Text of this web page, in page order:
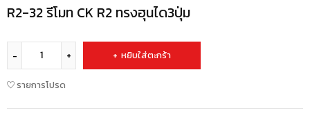
R2-32 รีโมท CK R2 ทรงฮุนได3ปุ่ม
หยิบใส่ตะกร้า
รายการโปรด